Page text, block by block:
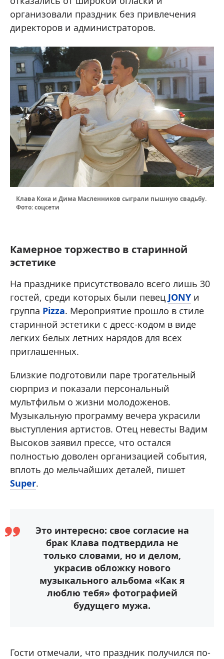
организовали праздник без привлечения
директоров и администраторов.
Клава Кока и Дима Масленников сыграли пышную свадьбу.
Фото: соцсети
Камерное торжество в старинной
эстетике
На празднике присутствовало всего лишь 30
гостей, среди которых были певец JONY и
группа Pizza. Мероприятие прошло в стиле
старинной эстетики с дресс-кодом в виде
легких белых летних нарядов для всех
приглашенных.
Близкие подготовили паре трогательный
сюрприз и показали персональный
мультфильм о жизни молодоженов.
Музыкальную программу вечера украсили
выступления артистов. Отец невесты Вадим
Высоков заявил прессе, что остался
полностью доволен организацией события,
вплоть до мельчайших деталей, пишет
Super.
Это интересно: свое согласие на
брак Клава подтвердила не
только словами, но и делом,
украсив обложку нового
музыкального альбома «Как я
люблю тебя» фотографией
будущего мужа.
Гости отмечали, что праздник получился по-